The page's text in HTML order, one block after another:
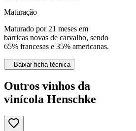
Maturação
Maturado por 21 meses em
barricas novas de carvalho, sendo
65% francesas e 35% americanas.
Baixar ficha técnica
Outros vinhos da
vinícola Henschke